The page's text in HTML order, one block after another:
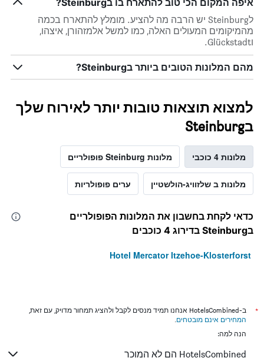
איפה המקום הכי טוב להתארח בו בSteinburg?
לSteinburg יש הרבה מה להציע. מומלץ להתארח בכמה
מהמיקומים המעולים האלה, כמו למשל אלמזהורן, איצהו,
וGlückstadt.
מהם המלונות הטובים ביותר בSteinburg?
למצוא תוצאות טובות יותר לאירוח שלך
בSteinburg
מלונות 4 כוכבי מלונות Steinburg פופולריים
מלונות ב שלזוויג-הולשטיין ערים פופולריות
כדאי לקחת בחשבון את המלונות הפופולריים
בSteinburg בדירוג 4 כוכבים
Hotel Mercator Itzehoe-Klosterforst
*
ב-HotelsCombined אנחנו תמיד מנסים לקבל ולהציג תמחור מדויק, עם זאת,
המחירים אינם מובטחים.
הנה למה:
HotelsCombined הם לא המוכר